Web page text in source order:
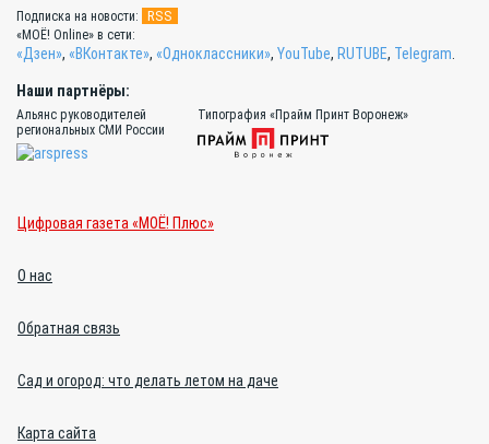
Подписка на новости: RSS
«МОЁ! Online» в сети:
«Дзен», «ВКонтакте», «Одноклассники», YouTube, RUTUBE, Telegram
Наши партнёры:
Альянс руководителей
региональных СМИ России
Типография «Прайм Принт Воронеж»
Цифровая газета «МОЁ! Плюс»
О нас
Обратная связь
Сад и огород: что делать летом на даче
Карта сайта